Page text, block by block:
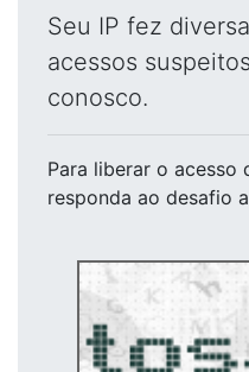
Seu IP fez
acessos
conosco.
Para liberar o acesso
responda ao desafio